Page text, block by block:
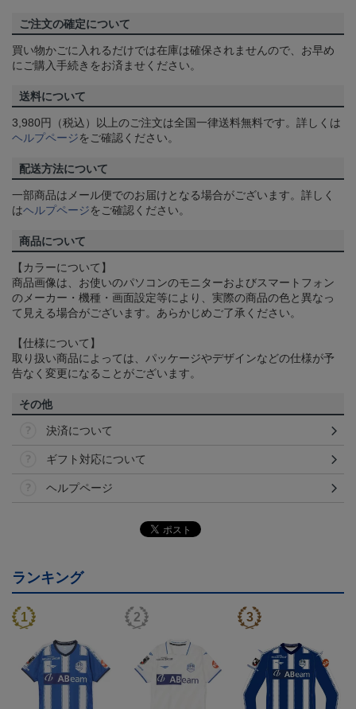
ご注文の確定について
買い物かごに入れるだけでは在庫は確保されませんので、お早め
にご購入手続きをお済ませください。
送料について
3,980円（税込）以上のご注文は全国一律送料無料です。詳しくは
ヘルプページをご確認ください。
配送方法について
一部商品はメール便でのお届けとなる場合がございます。詳しく
はヘルプページをご確認ください。
商品について
【カラーについて】
商品画像は、お使いのパソコンのモニターおよびスマートフォン
のメーカー・機種・画面設定等により、実際の商品の色と異なっ
て見える場合がございます。あらかじめご了承ください。
【仕様について】
取り扱い商品によっては、パッケージやデザインなどの仕様が予
告なく変更になることがございます。
その他
決済について
ギフト対応について
ヘルプページ
ランキング